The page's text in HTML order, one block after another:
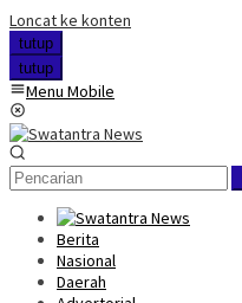
Loncat ke konten
tutup
tutup
Menu Mobile
Berita
Nasional
Daerah